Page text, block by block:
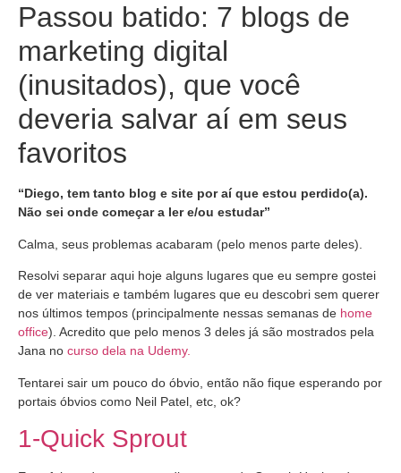
Passou batido: 7 blogs de
marketing digital
(inusitados), que você
deveria salvar aí em seus
favoritos
“Diego, tem tanto blog e site por aí que estou perdido(a).
Não sei onde começar a ler e/ou estudar”
Calma, seus problemas acabaram (pelo menos parte deles).
Resolvi separar aqui hoje alguns lugares que eu sempre gostei
de ver materiais e também lugares que eu descobri sem querer
nos últimos tempos (principalmente nessas semanas de home
office). Acredito que pelo menos 3 deles já são mostrados pela
Jana no curso dela na Udemy.
Tentarei sair um pouco do óbvio, então não fique esperando por
portais óbvios como Neil Patel, etc, ok?
1-Quick Sprout